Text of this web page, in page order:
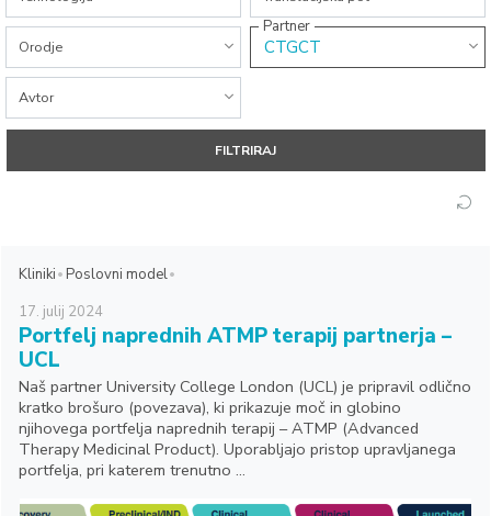
Orodje
Vse kategorije
Partner
CTGCT
Avtor
Vse kategorije
FILTRIRAJ
Kliniki
Poslovni model
17. julij 2024
Portfelj naprednih ATMP terapij partnerja –
UCL
Naš partner University College London (UCL) je pripravil odlično
kratko brošuro (povezava), ki prikazuje moč in globino
njihovega portfelja naprednih terapij – ATMP (Advanced
Therapy Medicinal Product). Uporabljajo pristop upravljanega
portfelja, pri katerem trenutno ...